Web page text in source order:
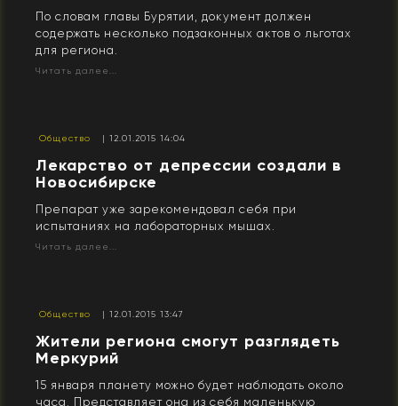
По словам главы Бурятии, документ должен
содержать несколько подзаконных актов о льготах
для региона.
Читать далее...
Общество | 12.01.2015 14:04
Лекарство от депрессии создали в
Новосибирске
Препарат уже зарекомендовал себя при
испытаниях на лабораторных мышах.
Читать далее...
Общество | 12.01.2015 13:47
Жители региона смогут разглядеть
Меркурий
15 января планету можно будет наблюдать около
часа. Представляет она из себя маленькую